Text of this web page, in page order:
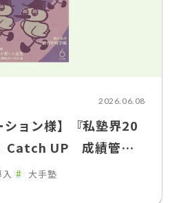
2026.06.08
ション様】『私塾界20
Catch UP 成績管理
「活かす」へ「FLENS
大手塾